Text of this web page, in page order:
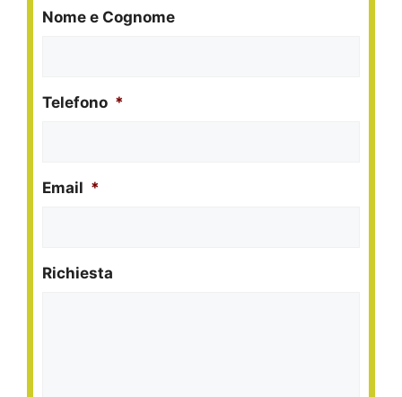
Nome e Cognome
Telefono *
Email *
Richiesta